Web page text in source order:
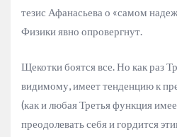
тезис Афанасьева о «самом
Физики явно опровергнут.
Щекотки боятся все. Но как раз
видимому, имеет тенденцию к
(как и любая Третья функция
преодолевать себя и гордится